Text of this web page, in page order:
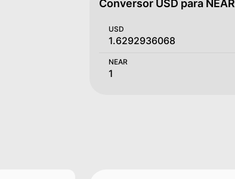
Conversor USD para NEAR
USD
NEAR